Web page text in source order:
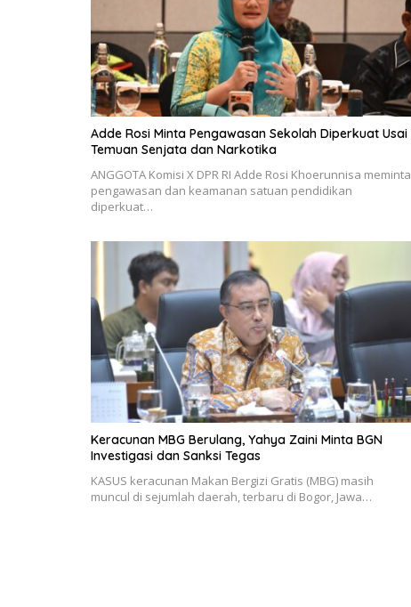
Adde Rosi Minta Pengawasan Sekolah Diperkuat Usai
Temuan Senjata dan Narkotika
ANGGOTA Komisi X DPR RI Adde Rosi Khoerunnisa meminta
pengawasan dan keamanan satuan pendidikan
diperkuat…
Keracunan MBG Berulang, Yahya Zaini Minta BGN
Investigasi dan Sanksi Tegas
KASUS keracunan Makan Bergizi Gratis (MBG) masih
muncul di sejumlah daerah, terbaru di Bogor, Jawa…